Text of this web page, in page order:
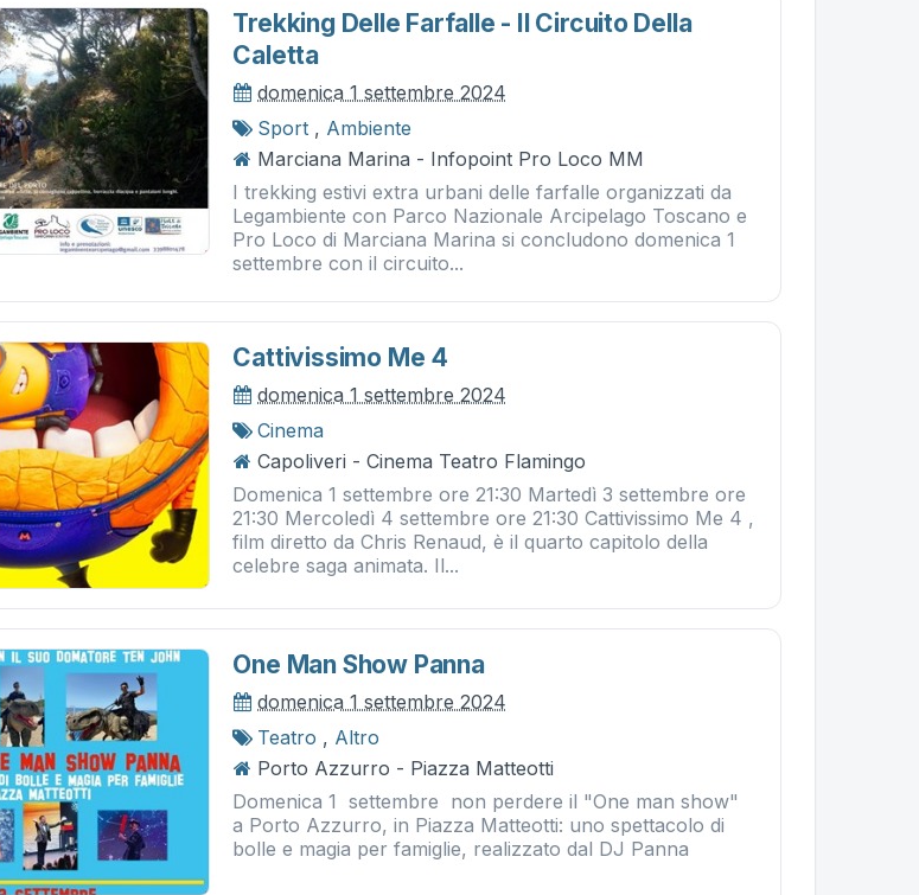
Trekking Delle Farfalle - Il Circuito Della
Caletta
domenica 1 settembre 2024
Sport , Ambiente
Marciana Marina - Infopoint Pro Loco MM
I trekking estivi extra urbani delle farfalle organizzati da
Legambiente con Parco Nazionale Arcipelago Toscano e
Pro Loco di Marciana Marina si concludono domenica 1
settembre con il circuito...
Cattivissimo Me 4
domenica 1 settembre 2024
Cinema
Capoliveri - Cinema Teatro Flamingo
Domenica 1 settembre ore 21:30 Martedì 3 settembre ore
21:30 Mercoledì 4 settembre ore 21:30 Cattivissimo Me 4 ,
film diretto da Chris Renaud, è il quarto capitolo della
celebre saga animata. Il...
One Man Show Panna
domenica 1 settembre 2024
Teatro , Altro
Porto Azzurro - Piazza Matteotti
Domenica 1 settembre non perdere il "One man show"
a Porto Azzurro, in Piazza Matteotti: uno spettacolo di
bolle e magia per famiglie, realizzato dal DJ Panna